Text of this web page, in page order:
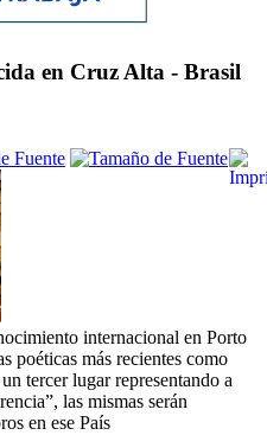
en Cruz Alta - Brasil
internacional en Porto
poéticas más recientes como
tercer lugar representando a
las mismas serán
en ese País